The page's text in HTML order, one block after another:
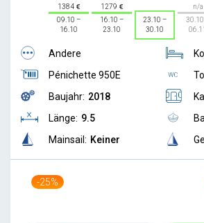
1384
09.10 –
16.10
1279
16.10 –
23.10
23.10 –
30.10
n/a
06.11
Andere
Pénichette 950E
Baujahr: 2018
Länge: 9.5
Mainsail: Keiner
-25%